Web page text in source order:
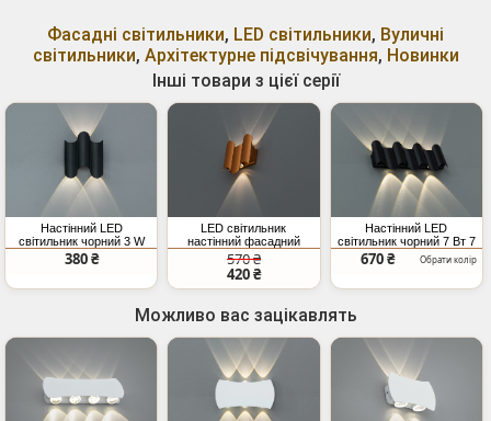
Фасадні світильники, LED світильники, Вуличні
світильники, Архітектурне підсвічування, Новинки
Інші товари з цієї серії
Настінний LED
світильник чорний 3 W
двосторонній
380 ₴
LED світильник
настінний фасадний
бронза 3 Вт
570 ₴
420 ₴
Настінний LED
світильник чорний 7 Вт 7
променів
670 ₴ Обрати колір
Можливо вас зацікавлять